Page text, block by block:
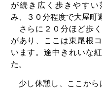
が続き広く歩きやすい
み、３０分程度で大屋町
さらに２０分ほど歩
があり、ここは東尾根
います。途中きれいな
た。
少し休憩し、ここから